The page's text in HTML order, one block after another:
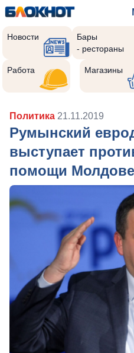
Новости
Бары
- рестораны
Работа Магазины
Политика 21.11.2019
Румынский
выступает
помощи